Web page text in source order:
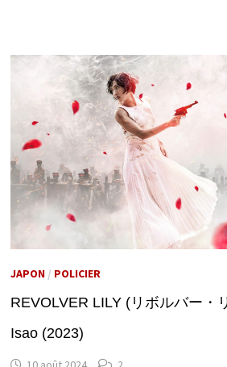
JAPON/ POLICIER
REVOLVER LILY (リボルバー・
Isao (2023)